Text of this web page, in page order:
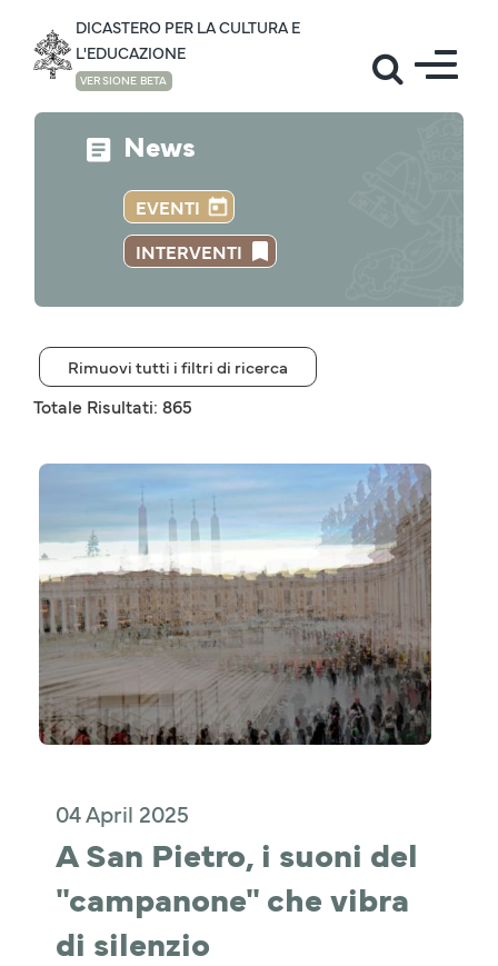
DICASTERO PER LA CULTURA E
L'EDUCAZIONE
VERSIONE BETA
News
EVENTI
INTERVENTI
Rimuovi tutti i filtri di ricerca
Totale Risultati: 865
04 April 2025
A San Pietro, i suoni del
"campanone" che vibra
di silenzio